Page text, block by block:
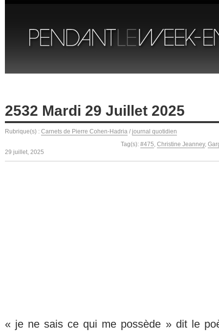
2532 Mardi 29 Juillet 2025
Rubrique(s) : Carnets de Pierre Cohen-Hadria / journal quotidien
Tag(s): #475, Christine Jeanney,
29 juillet, 2025
« je ne sais ce qui me possède » dit le